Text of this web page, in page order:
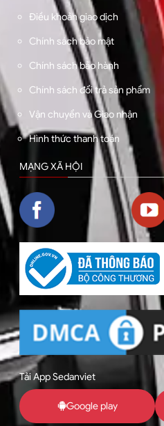
Điều khoản giao dịch
Chính sách bảo mật
Chính sách bảo hành
Chính sách đổi trả sản phẩm
Vận chuyển và Giao nhận
Hình thức thanh toán
MẠNG XÃ HỘI
Tải App Sedanviet
Google play